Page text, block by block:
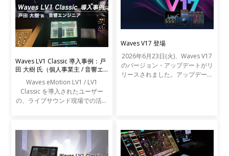
Waves LV1 Classic 導入事例：戸
田 大樹 氏（個人事業主 / 音響エ
Waves eMotion LV1 / LV1
Classic を導入されたユーザー
の、ライブサウンド現場での活用
Waves V17 登場
2026年6月23日(火)、Waves V17
のバージョン・アップデートがリ
リースされました。アップデート